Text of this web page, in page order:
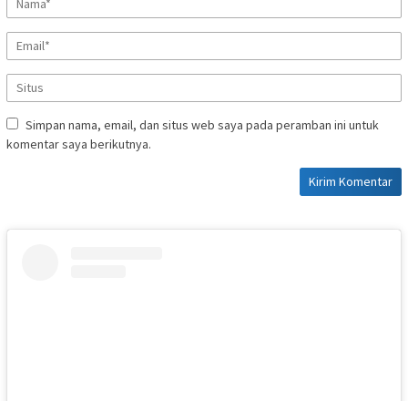
Simpan nama, email, dan situs web saya pada peramban ini untuk
komentar saya berikutnya.